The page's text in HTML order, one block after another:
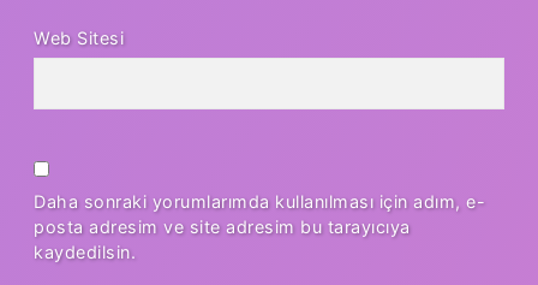
Web Sitesi
Daha sonraki yorumlarımda kullanılması için adım, e-
posta adresim ve site adresim bu tarayıcıya
kaydedilsin.